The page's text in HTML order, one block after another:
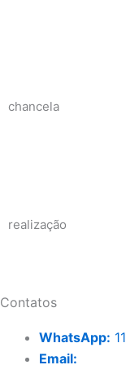
chancela
realização
Contatos
WhatsApp:
Email: